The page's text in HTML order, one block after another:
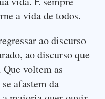
a vida de todos.
ao discurso
ao discurso que
Que voltem as
afastem da